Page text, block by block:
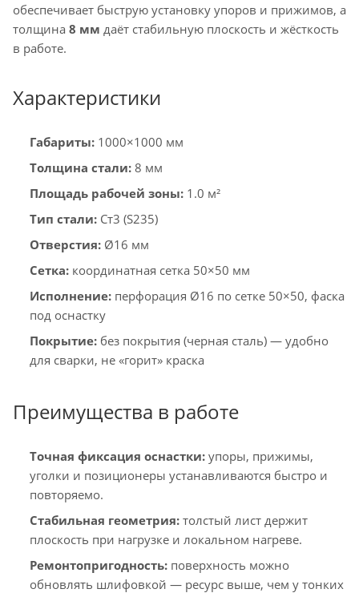
обеспечивает быструю установку упоров и прижимов, а
толщина 8 мм даёт стабильную плоскость и жёсткость
в работе.
Характеристики
Габариты: 1000×1000 мм
Толщина стали: 8 мм
Площадь рабочей зоны: 1.0 м²
Тип стали: Ст3 (S235)
Отверстия: Ø16 мм
Сетка: координатная сетка 50×50 мм
Исполнение: перфорация Ø16 по сетке 50×50, фаска
под оснастку
Покрытие: без покрытия (черная сталь) — удобно
для сварки, не «горит» краска
Преимущества в работе
Точная фиксация оснастки: упоры, прижимы,
уголки и позиционеры устанавливаются быстро и
повторяемо.
Стабильная геометрия: толстый лист держит
плоскость при нагрузке и локальном нагреве.
Ремонтопригодность: поверхность можно
обновлять шлифовкой — ресурс выше, чем у тонких